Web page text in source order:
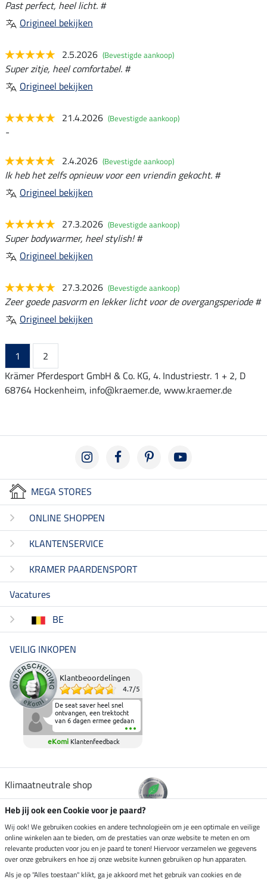
Past perfect, heel licht. #
Origineel bekijken
2.5.2026 (Bevestigde aankoop)
Super zitje, heel comfortabel. #
Origineel bekijken
21.4.2026 (Bevestigde aankoop)
-
2.4.2026 (Bevestigde aankoop)
Ik heb het zelfs opnieuw voor een vriendin gekocht. #
Origineel bekijken
27.3.2026 (Bevestigde aankoop)
Super bodywarmer, heel stylish! #
Origineel bekijken
27.3.2026 (Bevestigde aankoop)
Zeer goede pasvorm en lekker licht voor de overgangsperiode #
Origineel bekijken
1
2
Krämer Pferdesport GmbH & Co. KG, 4. Industriestr. 1 + 2, D
68764 Hockenheim, info@kraemer.de, www.kraemer.de
MEGA STORES
ONLINE SHOPPEN
KLANTENSERVICE
KRAMER PAARDENSPORT
Vacatures
BE
VEILIG INKOPEN
Klantbeoordelingen
4.7/5
De seat saver heel snel
ontvangen, een trektocht
van 6 dagen ermee gedaan
en deze heeft de beproeving
fantastisch doorstaan.
Heerlijk zacht om op te
elkaar in het zadel.
eKomi Klantenfeedback
Klimaatneutrale shop
Verzending per
Veilig betalen met
Heb jij ook een Cookie voor je paard?
Wij ook! We gebruiken cookies en andere technologieën om je een optimale en veilige
online winkelen aan te bieden, om de prestaties van onze website te meten en om
relevante producten voor jou en je paard te tonen! Hiervoor verzamelen we gegevens
over onze gebruikers en hoe zij onze website kunnen gebruiken op hun apparaten.
Als je op "Alles toestaan" klikt, ga je akkoord met het gebruik van cookies en de